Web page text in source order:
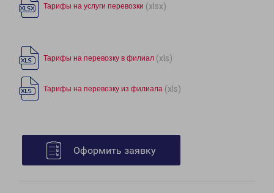
Тарифы на услуги перевозки (xlsx)
Тарифы на перевозку в филиал (xls)
Тарифы на перевозку из филиала (xls)
Оформить заявку